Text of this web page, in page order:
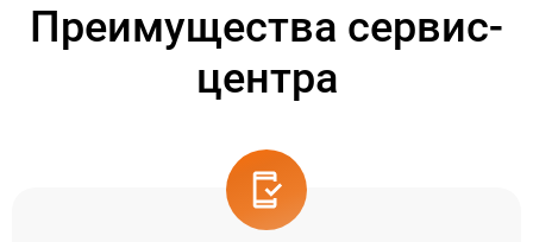
Преимущества сервис-
центра